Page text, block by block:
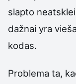
slapto
dažnai yra
kodas.
Problema ta,